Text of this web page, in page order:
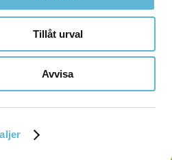
Tillåt urval
Avvisa